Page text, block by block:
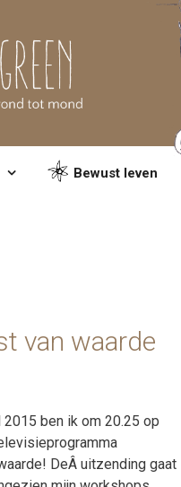
Bewust leven
van waarde
2015 ben ik om 20.25 op
DeÂ uitzending gaat